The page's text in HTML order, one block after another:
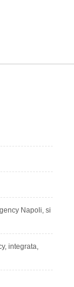
Napoli, si
integrata,